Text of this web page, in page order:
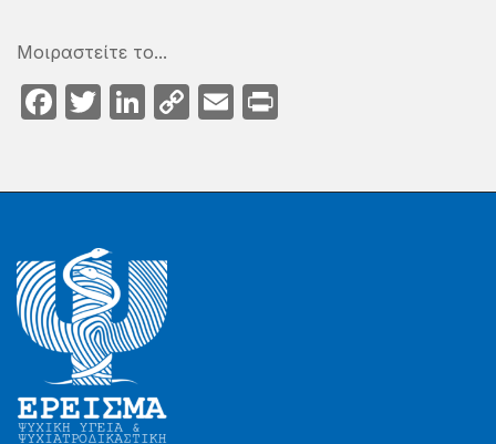
Μοιραστείτε το...
F
e
o
o
k
T
er
Li
e
n
C
y
E